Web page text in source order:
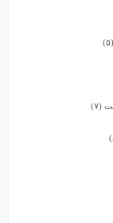
(۷)